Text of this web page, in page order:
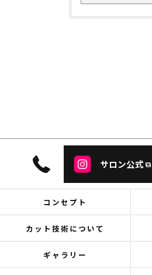
サロン公式
コンセプト
カット技術について
ギャラリー